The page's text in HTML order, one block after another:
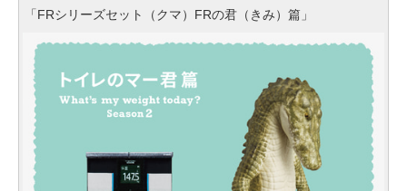
「FRシリーズセット（クマ）FRの君（きみ）篇」